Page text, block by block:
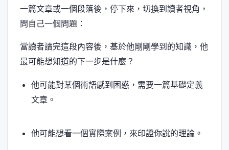
一篇文章或一個段落後，停下來，切換到讀者視角，
問自己一個問題：
當讀者讀完這段內容後，基於他剛剛學到的知識，他
最可能想知道的下一步是什麼？
他可能對某個術語感到困惑，需要一篇基礎定義
文章。
他可能想看一個實際案例，來印證你說的理論。